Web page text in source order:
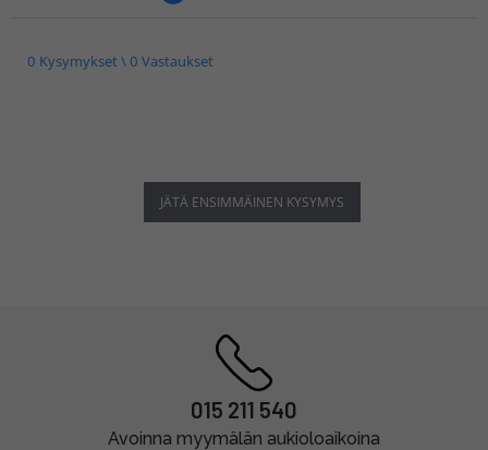
0 Kysymykset \ 0 Vastaukset
JÄTÄ ENSIMMÄINEN KYSYMYS
015 211 540
Avoinna myymälän aukioloaikoina